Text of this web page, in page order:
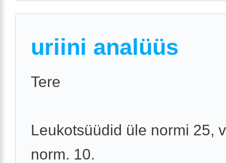
uriini analüüs
Tere
Leukotsüüdid üle normi 25,
norm. 10.